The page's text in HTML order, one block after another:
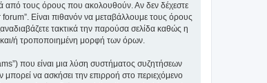
από τους όρους που ακολουθούν. Αν δεν δέχεστε
Είναι πιθανόν να μεταβάλλουμε τους όρους
τακτικά την παρούσα σελίδα καθώς η
και/ή τροποποιημένη μορφή των όρων.
που είναι μια λύση συστήματος συζητήσεων
να ασκήσει την επιρροή στο περιεχόμενο